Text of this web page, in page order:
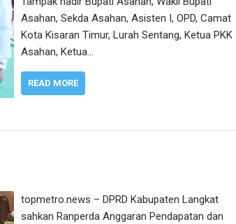
Asahan, Sekda Asahan, Asisten I, OPD, Camat
Kota Kisaran Timur, Lurah Sentang, Ketua PKK
Asahan, Ketua…
READ MORE
topmetro.news – DPRD Kabupaten Langkat
sahkan Ranperda Anggaran Pendapatan dan